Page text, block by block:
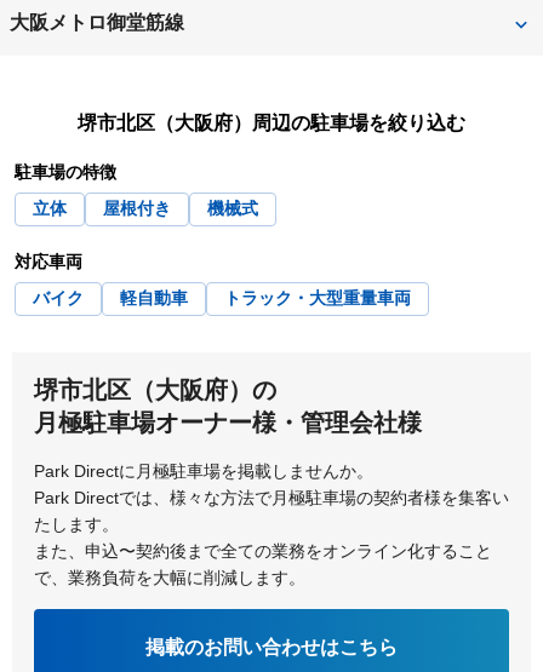
大阪市西区
大阪市西淀川区
大阪市東成区
大阪市港区
大阪市淀川区 貝塚市
柏原市 交野市
門真市 河内長野市
岸和田市
高槻市
大東市
豊能郡豊能町
中百舌鳥
大阪メトロ御堂筋線
堺市北区（大阪府） 周辺の駐車場を絞り込む
駐車場の特徴
立体
屋根付き 機械式
対応車両
バイク
軽自動車 トラック・大型重量車両
堺市北区（大阪府）の
月極駐車場オーナー様・管理会社様
Park Directに月極駐車場を掲載しませんか。
Park Directでは、様々な方法で月極駐車場の契約者様を集客い
たします。
また、申込〜契約後まで全ての業務をオンライン化すること
で、業務負荷を大幅に削減します。
掲載のお問い合わせはこちら